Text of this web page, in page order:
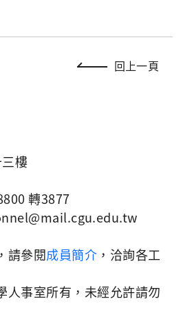
回上一頁
樓
轉3877
@mail.cgu.edu.tw
請參閱成員簡介 ，洽詢各工
事室所有，未經允許請勿